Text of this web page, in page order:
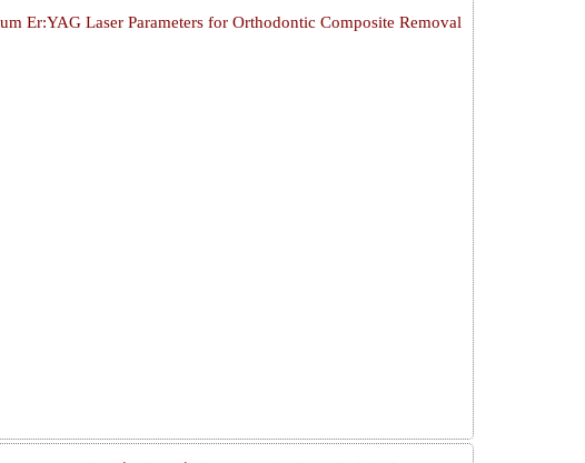
Er:YAG Laser Parameters for Orthodontic Composite Removal